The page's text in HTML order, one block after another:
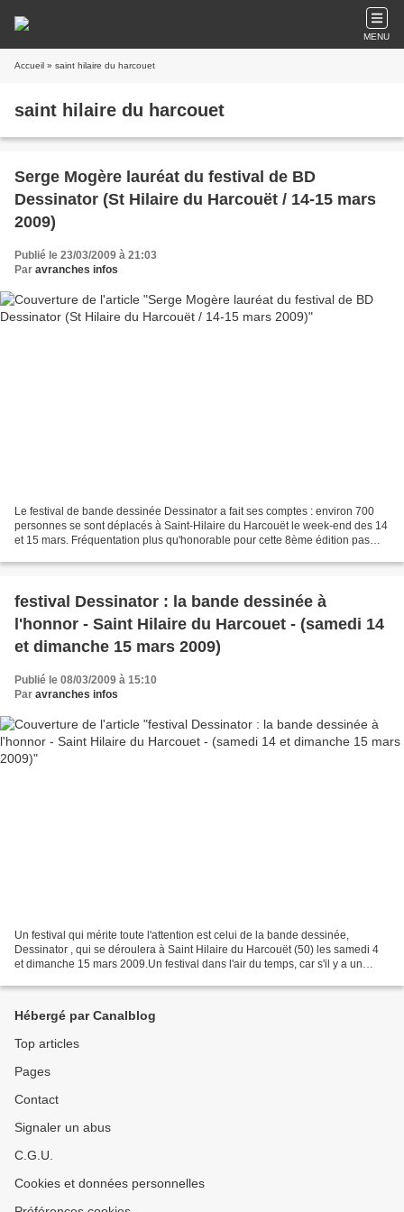
MENU
Accueil » saint hilaire du harcouet
saint hilaire du harcouet
Serge Mogère lauréat du festival de BD
Dessinator (St Hilaire du Harcouët / 14-15 mars
2009)
Publié le 23/03/2009 à 21:03
Par avranches infos
Le festival de bande dessinée Dessinator a fait ses comptes : environ 700
personnes se sont déplacés à Saint-Hilaire du Harcouët le week-end des 14
et 15 mars. Fréquentation plus qu'honorable pour cette 8ème édition pas
festival Dessinator : la bande dessinée à
l'honnor - Saint Hilaire du Harcouet - (samedi 14
et dimanche 15 mars 2009)
Publié le 08/03/2009 à 15:10
Par avranches infos
Un festival qui mérite toute l'attention est celui de la bande dessinée,
Dessinator , qui se déroulera à Saint Hilaire du Harcouët (50) les samedi 4
et dimanche 15 mars 2009.Un festival dans l'air du temps, car s'il y a un
Hébergé par Canalblog
Top articles
Pages
Contact
Signaler un abus
C.G.U.
Cookies et données personnelles